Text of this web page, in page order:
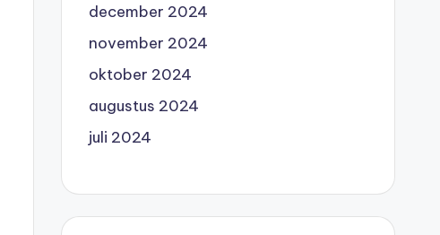
december 2024
november 2024
oktober 2024
augustus 2024
juli 2024